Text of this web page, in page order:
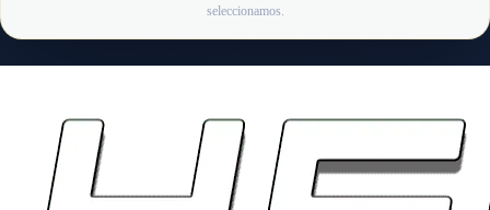
seleccionamos.